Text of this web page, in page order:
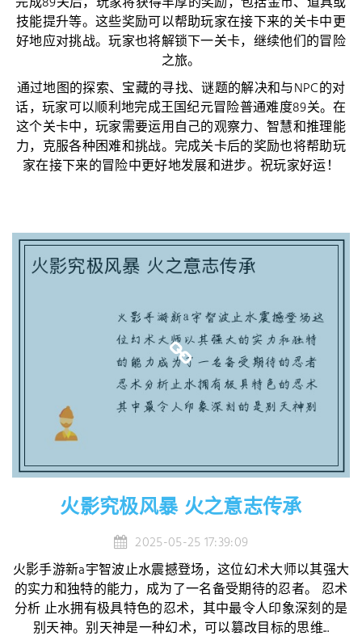
技能提升等。这些奖励可以帮助玩家在接下来的关卡中更
好地应对挑战。玩家也将解锁下一关卡，继续他们的冒险
之旅。
通过地图的探索、宝藏的寻找、谜题的解决和与NPC的对
话，玩家可以顺利地完成王国纪元冒险普通难度89关。在
这个关卡中，玩家需要运用自己的观察力、智慧和推理能
力，克服各种困难和挑战。完成关卡后的奖励也将帮助玩
家在接下来的冒险中更好地发展和进步。祝玩家好运！
火影究极风暴 火之意志传承
2025-05-25 17:39:09
火影手游新a宇智波止水震撼登场，这位幻术大师以其强大
的实力和独特的能力，成为了一名备受期待的忍者。 忍术
分析 止水拥有极具特色的忍术，其中最令人印象深刻的是
别天神。别天神是一种幻术，可以篡改目标的思维...